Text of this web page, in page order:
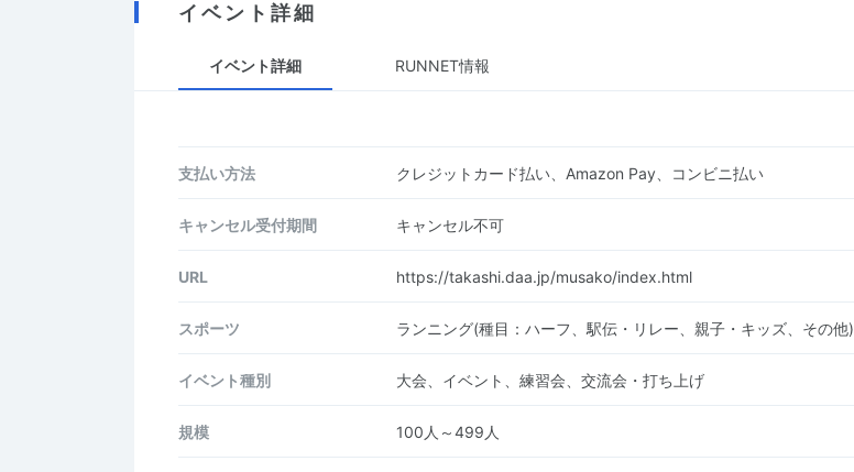
イベント詳細
イベント詳細 RUNNET情報
支払い方法 クレジットカード払い、Amazon Pay、コンビニ払い
キャンセル受付期間 キャンセル不可
URL https://takashi.daa.jp/musako/index.html
スポーツ ランニング(種目：ハーフ、駅伝・リレー、親子・キッズ、その他)
イベント種別 大会、イベント、練習会、交流会・打ち上げ
規模 100人～499人